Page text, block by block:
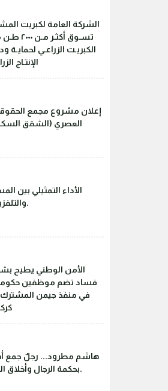
الشركة العامة لكبريت
تسـوق أكثـر
الكبريـت الزراعـي لحمايـة
الإنتـاج
إعلان مشروع مجمع
العصري (الشقق
الأداء التمثيلي بين
والتلفزيون.
الأمن الوطني يطيح
فساد تضم موظفين
في منفذ جيمن
هاشم مطرود... رجلٌ جمع
بحكمة الرجال وأخلاق الكبار.